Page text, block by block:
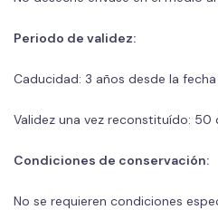
Periodo de validez:
Caducidad: 3 años desde la
Validez una vez reconstituído: 50
Condiciones de conservación:
No se requieren condiciones